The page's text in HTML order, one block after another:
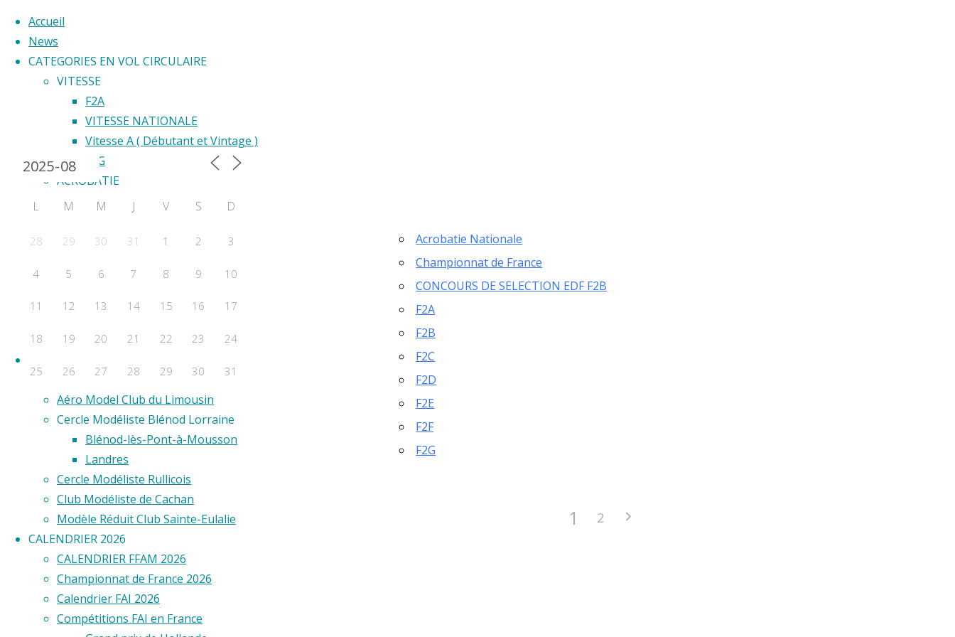
Accueil
News
CATEGORIES EN VOL CIRCULAIRE
VITESSE
F2A
VITESSE NATIONALE
Vitesse A ( Débutant et Vintage )
F2G
ACROBATIE
F2B
COURSE
F2F – Good Year
COMBAT
F2E
Aero Club de Saint-Étienne
Aéro Model Club du Limousin
Cercle Modéliste Blénod Lorraine
Blénod-lès-Pont-à-Mousson
Landres
Cercle Modéliste Rullicois
Club Modéliste de Cachan
Modèle Réduit Club Sainte-Eulalie
CALENDRIER 2026
CALENDRIER FFAM 2026
Championnat de France 2026
Calendrier FAI 2026
Compétitions FAI en France
Acrobatie Nationale
Championnat de France
CONCOURS DE SELECTION EDF F2B
F2A
F2B
F2C
F2D
F2E
F2F
F2G
1 2
Calendrier 2024
L M M J V S D
28 29 30 31 1 2 3
4 5 6 7 8 9 10
11 12 13 14 15 16 17
18 19 20 21 22 23 24
25 26 27 28 29 30 31
Évènements a venir
Aucun évènement
©2020 Vol circulaire commandé